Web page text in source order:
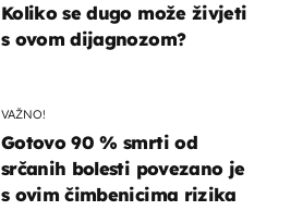
Koliko se dugo može živjeti
s ovom dijagnozom?
VAŽNO!
Gotovo 90 % smrti od
srčanih bolesti povezano je
s ovim čimbenicima rizika